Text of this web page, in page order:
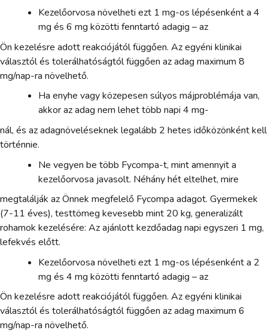
Kezelőorvosa növelheti ezt 1 mg-os lépésenként a 4
mg és 6 mg közötti fenntartó adagig – az
Ön kezelésre adott reakciójától függően. Az egyéni klinikai
választól és tolerálhatóságtól függően az adag maximum 8
mg/nap-ra növelhető.
Ha enyhe vagy közepesen súlyos májproblémája van,
akkor az adag nem lehet több napi 4 mg-
nál, és az adagnöveléseknek legalább 2 hetes időközönként kell
történnie.
Ne vegyen be több Fycompa-t, mint amennyit a
kezelőorvosa javasolt. Néhány hét eltelhet, mire
megtalálják az Önnek megfelelő Fycompa adagot. Gyermekek
(7-11 éves), testtömeg kevesebb mint 20 kg, generalizált
rohamok kezelésére: Az ajánlott kezdőadag napi egyszeri 1 mg,
lefekvés előtt.
Kezelőorvosa növelheti ezt 1 mg-os lépésenként a 2
mg és 4 mg közötti fenntartó adagig – az
Ön kezelésre adott reakciójától függően. Az egyéni klinikai
választól és tolerálhatóságtól függően az adag maximum 6
mg/nap-ra növelhető.